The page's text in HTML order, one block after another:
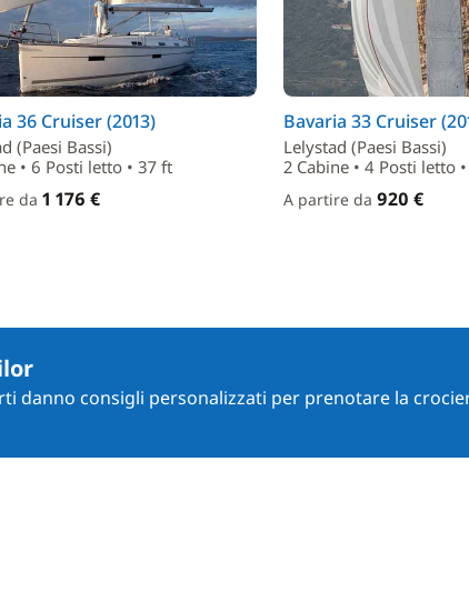
36 Cruiser (2013)
(Paesi Bassi)
• 6 Posti letto • 37 ft
da 1 176 €
Bavaria 33 Cruiser
Lelystad (Paesi Bassi)
2 Cabine • 4 Posti letto
A partire da 920 €
danno consigli personalizzati per prenotare la